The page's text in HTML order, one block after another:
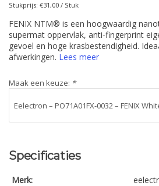
Stukprijs: €31,00 / Stuk
FENIX NTM® is een hoogwaardig
supermat oppervlak, anti-fingerprint
gevoel en hoge krasbestendigheid.
afwerkingen. Lees meer
Maak een keuze: *
Specificaties
Merk: